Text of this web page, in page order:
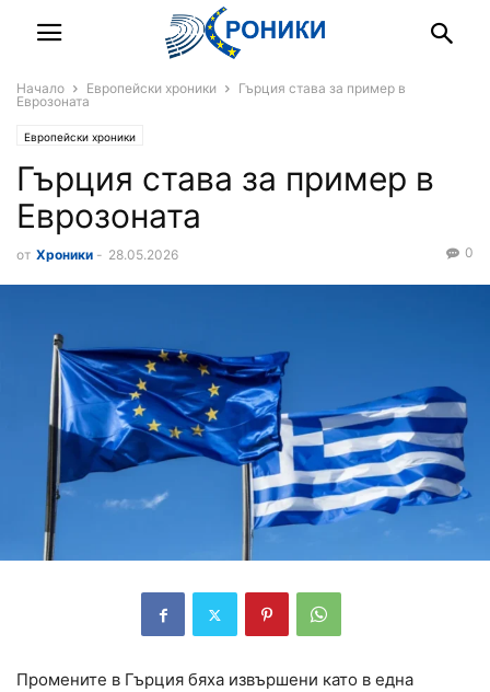
Начало Европейски хроники
Гърция става за пример в
Еврозоната
Европейски хроники
Гърция става за пример в
Еврозоната
от Хроники - 28.05.2026 0
Промените в Гърция бяха извършени като в една